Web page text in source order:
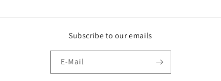
Subscribe to our emails
E-Mail